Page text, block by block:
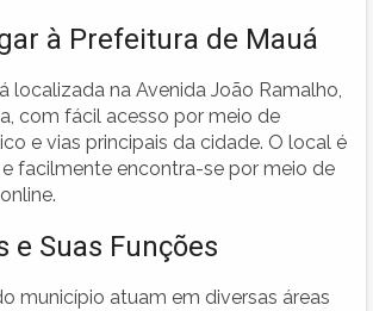
à Prefeitura de Mauá
localizada na Avenida João Ramalho,
com fácil acesso por meio de
e vias principais da cidade. O local é
facilmente encontra-se por meio de
e Suas Funções
município atuam em diversas áreas